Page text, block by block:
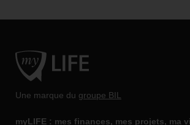
Une marque du groupe BIL
myLIFE : mes finances, mes projets, ma